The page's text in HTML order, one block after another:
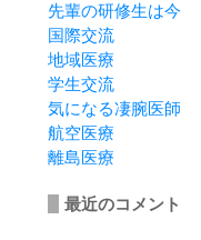
先輩の研修生は今
国際交流
地域医療
学生交流
気になる凄腕医師
航空医療
離島医療
最近のコメント